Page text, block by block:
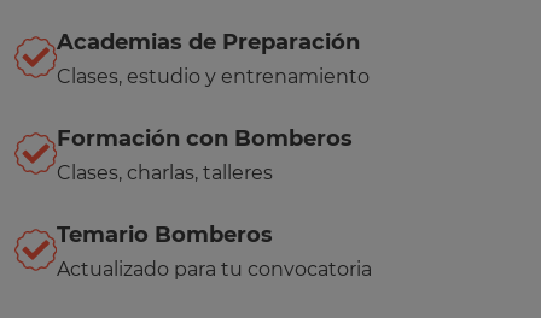
Academias de Preparación
Clases, estudio y entrenamiento
Formación con Bomberos
Clases, charlas, talleres
Temario Bomberos
Actualizado para tu convocatoria